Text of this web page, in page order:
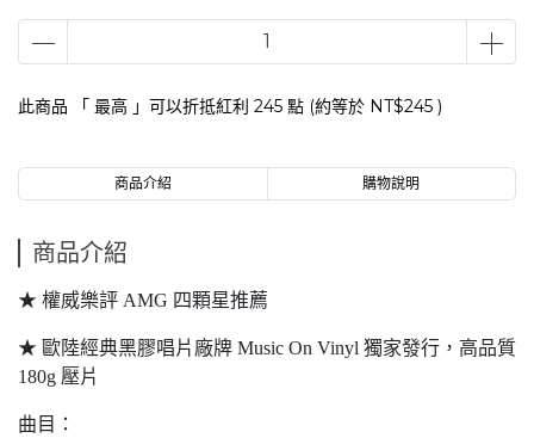
此商品 「 最高 」可以折抵紅利 245 點 (約等於 NT$245 )
商品介紹 購物說明
商品介紹
★ 權威樂評 AMG 四顆星推薦
★ 歐陸經典黑膠唱片廠牌 Music On Vinyl 獨家發行，高品質
180g 壓片
曲目：